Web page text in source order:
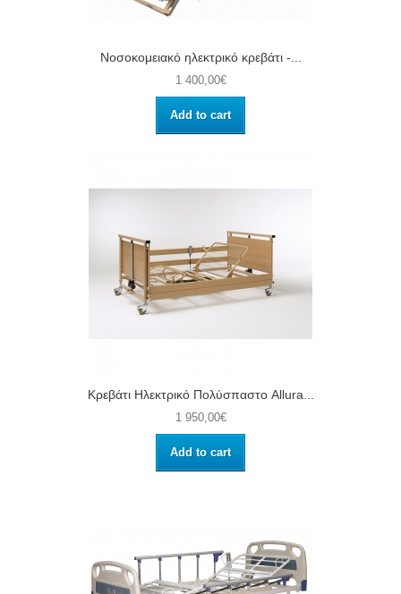
Νοσοκομειακό ηλεκτρικό κρεβάτι -...
1 400,00€
Add to cart
Κρεβάτι Ηλεκτρικό Πολύσπαστο Allura...
1 950,00€
Add to cart